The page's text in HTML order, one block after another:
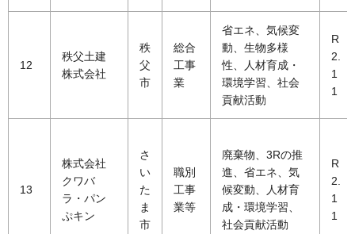
12
秩父土建
株式会社
秩
父
市
総合
工事
業
省エネ、気候変
動、生物多様
性、人材育成・
環境学習、社会
貢献活動
R
2.
1
1
13
株式会社
クワバ
ラ・パン
ぷキン
さ
い
た
ま
市
職別
工事
業等
廃棄物、3Rの推
進、省エネ、気
候変動、人材育
成・環境学習、
社会貢献活動
R
2.
1
1